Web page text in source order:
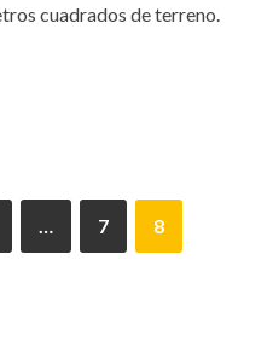
cuadrados de terreno.
… 7 8